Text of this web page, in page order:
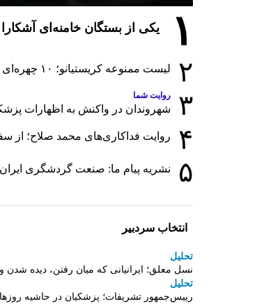
۱ یکی از بستگان خامنه‌ای
۲ لیست ممنوعه کریستیانو؛ ۱۰ چهره‌ای که در مراسم عروسی رونالدو و جورجینا جایی ندارند
۳ روایت شما
شهروندان در واکنش به اظهارات
۴ روایت فداکاری‌های محمد صلاح؛ از سفرهای ۹ ساعته تا خوابیدن زیر
۵ نشریه پیام ما: صنعت گردشگری
انتخاب سردبیر
تحلیل
نسل معلق؛ ایرانیانی که میان رفتن، دیده
تحلیل
رییس‌جمهور تشریفات؛ پزشکیان در حاشیه